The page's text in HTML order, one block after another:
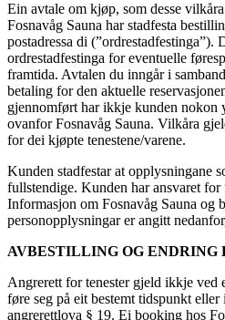
Ein avtale om kjøp, som desse
Fosnavåg Sauna har stadfesta
postadressa di
ordrestadfestinga for eventuelle
framtida. Avtalen du inngår i
betaling for den aktuelle
gjennomført har ikkje kunden nokon
ovanfor Fosnavåg Sauna. Vilkåra
for dei kjøpte tenestene/varene.
Kunden stadfestar at opplysningane
fullstendige. Kunden har ansvaret
Informasjon om Fosnavåg Sauna og
personopplysningar er angitt
AVBESTILLING OG ENDRING
Angrerett for tenester gjeld ikkje ved
føre seg på eit bestemt tidspunkt
angrerettlova § 19. Ei booking hos